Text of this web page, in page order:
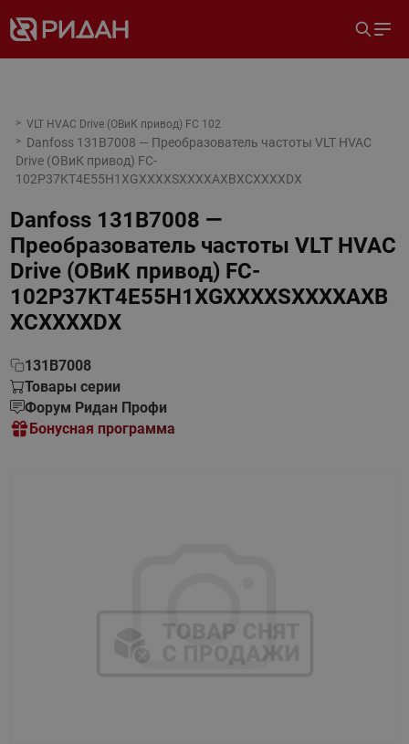
VLT HVAC Drive (ОВиК привод) FC 102
Danfoss 131B7008 — Преобразователь частоты VLT HVAC
Drive (ОВиК привод) FC-
102P37KT4E55H1XGXXXXSXXXXAXBXCXXXXDX
Danfoss 131B7008 —
Преобразователь частоты VLT HVAC
Drive (ОВиК привод) FC-
102P37KT4E55H1XGXXXXSXXXXAXB
XCXXXXDX
131B7008
Товары серии
Форум Ридан Профи
Бонусная программа